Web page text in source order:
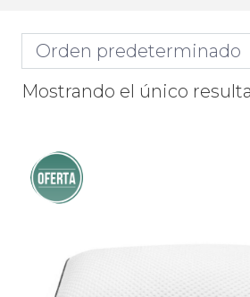
Mostrando el único
¡Oferta!